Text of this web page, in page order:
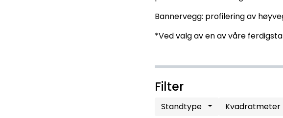
Bannervegg: profilering av
*Ved valg av en av våre
Filter
Standtype Kvadratmeter